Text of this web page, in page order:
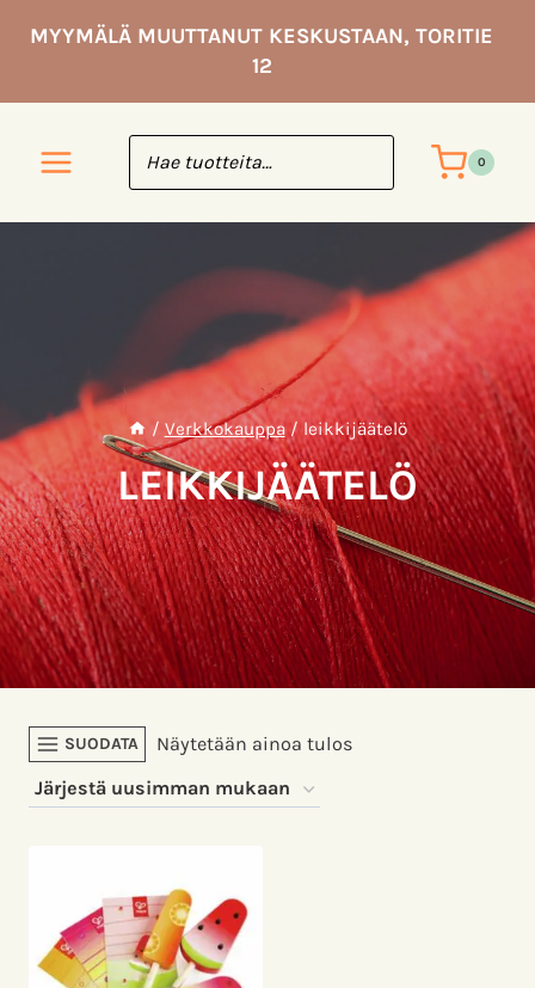
sisältöön
MYYMÄLÄ MUUTTANUT KESKUSTAAN, TORITIE
12
0
/ Verkkokauppa / leikkijäätelö
LEIKKIJÄÄTELÖ
SUODATA Näytetään ainoa tulos